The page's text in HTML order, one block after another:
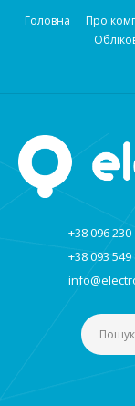
Головна Про
+38 096 230
+38 093 549